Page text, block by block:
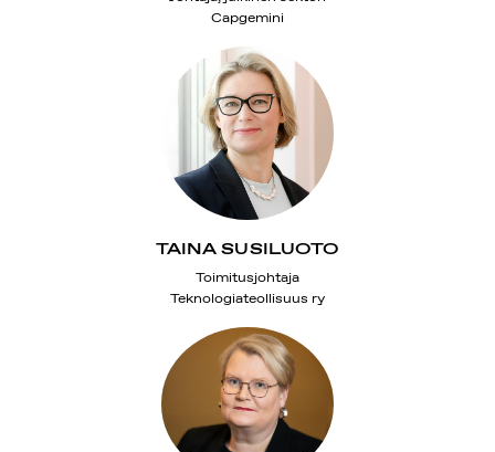
Capgemini
TAINA SUSILUOTO
Toimitusjohtaja
Teknologiateollisuus ry